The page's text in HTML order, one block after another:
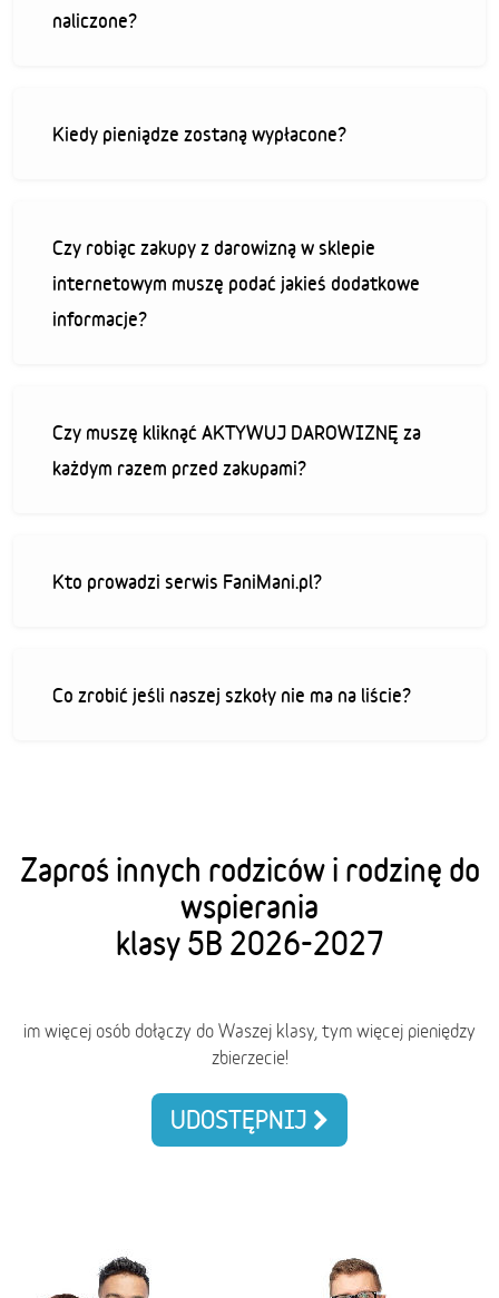
naliczone?
Kiedy pieniądze zostaną wypłacone?
Czy robiąc zakupy z darowizną w sklepie
internetowym muszę podać jakieś dodatkowe
informacje?
Czy muszę kliknąć AKTYWUJ DAROWIZNĘ za
każdym razem przed zakupami?
Kto prowadzi serwis FaniMani.pl?
Co zrobić jeśli naszej szkoły nie ma na liście?
Zaproś innych rodziców i rodzinę do
wspierania
klasy 5B 2026-2027
im więcej osób dołączy do Waszej klasy, tym więcej pieniędzy
zbierzecie!
UDOSTĘPNIJ